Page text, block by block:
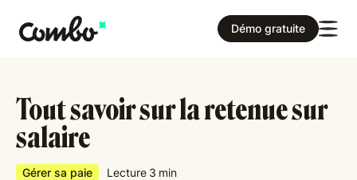
Démo gratuite
Tout savoir sur la retenue sur
salaire
Gérer sa paie Lecture 3 min